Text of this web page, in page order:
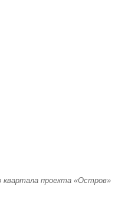
квартала проекта «Остров»